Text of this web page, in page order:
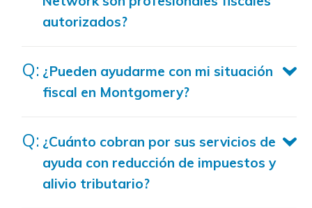
autorizados?
¿Pueden ayudarme con mi situación
fiscal en Montgomery?
¿Cuánto cobran por sus servicios de
ayuda con reducción de impuestos y
alivio tributario?